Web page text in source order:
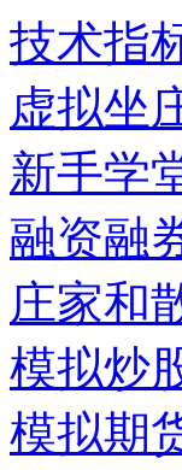
技术指
虚拟坐
新手学
融资融
庄家和
模拟炒
模拟期